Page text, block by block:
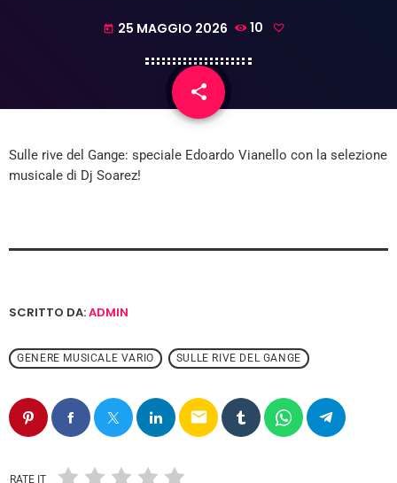
today 25 MAGGIO 2026 10
share
email
Sulle rive del Gange: speciale Edoardo Vianello con la selezione
musicale di Dj Soarez!
SCRITTO DA:ADMIN
GENERE MUSICALE VARIO SULLE RIVE DEL GANGE
email
RATE IT